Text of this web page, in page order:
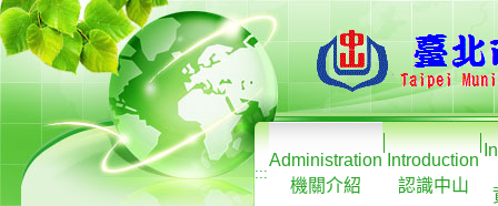
:::
Administration
機關介紹
Introduction
認識中山